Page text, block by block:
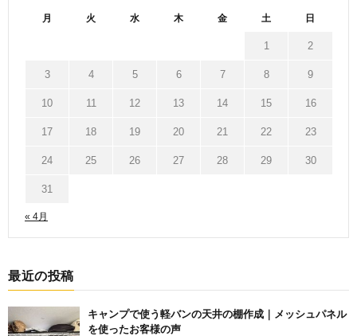
月 火 水 木 金 土 日
« 4月
1 2
3 4 5 6 7 8 9
10 11 12 13 14 15 16
17 18 19 20 21 22 23
24 25 26 27 28 29 30
31
最近の投稿
キャンプで使う軽バンの天井の棚作成｜メッシュパネル
を使ったお客様の声